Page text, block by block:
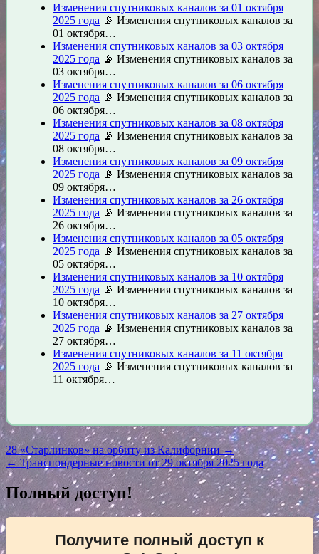
Изменения спутниковых каналов за 01 октября
2025 года 📡 Изменения спутниковых каналов за
01 октября…
Изменения спутниковых каналов за 03 октября
2025 года 📡 Изменения спутниковых каналов за
03 октября…
Изменения спутниковых каналов за 06 октября
2025 года 📡 Изменения спутниковых каналов за
06 октября…
Изменения спутниковых каналов за 08 октября
2025 года 📡 Изменения спутниковых каналов за
08 октября…
Изменения спутниковых каналов за 09 октября
2025 года 📡 Изменения спутниковых каналов за
09 октября…
Изменения спутниковых каналов за 26 октября
2025 года 📡 Изменения спутниковых каналов за
26 октября…
Изменения спутниковых каналов за 05 октября
2025 года 📡 Изменения спутниковых каналов за
05 октября…
Изменения спутниковых каналов за 10 октября
2025 года 📡 Изменения спутниковых каналов за
10 октября…
Изменения спутниковых каналов за 27 октября
2025 года 📡 Изменения спутниковых каналов за
27 октября…
Изменения спутниковых каналов за 11 октября
2025 года 📡 Изменения спутниковых каналов за
11 октября…
Навигация
по
записям
28 «Старлинков» на орбиту из Калифорнии →
← Транспондерные новости от 29 октября 2025 года
Полный доступ!
Получите полный доступ к